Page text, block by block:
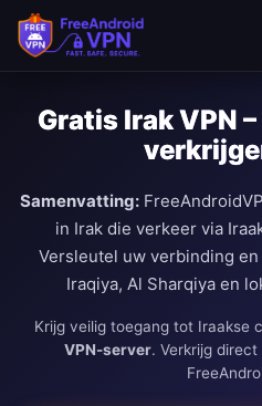
Gratis Irak VPN
Samenvatting:
in Irak die verkeer via
Versleutel uw verbinding
Iraqiya, Al Sharqiya en
Krijg veilig toegang tot Iraakse
VPN-server. Verkrijg